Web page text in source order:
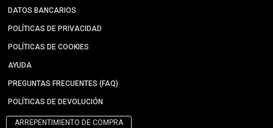
DATOS BANCARIOS
POLÍTICAS DE PRIVACIDAD
POLÍTICAS DE COOKIES
AYUDA
PREGUNTAS FRECUENTES (FAQ)
POLÍTICAS DE DEVOLUCIÓN
ARREPENTIMIENTO DE COMPRA